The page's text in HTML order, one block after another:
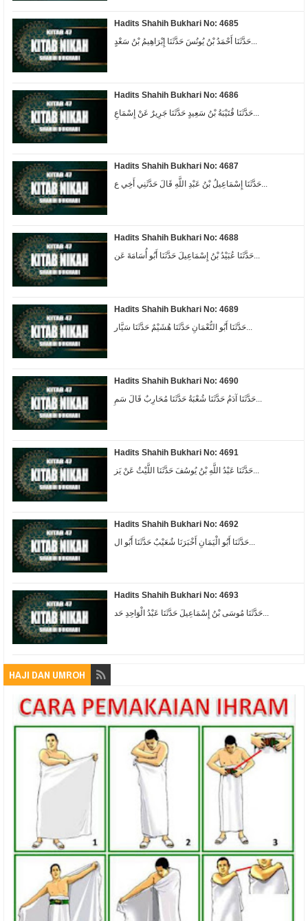
Hadits Shahih Bukhari No: 4685
Hadits Shahih Bukhari No: 4686
Hadits Shahih Bukhari No: 4687
حَدَّثَنَا إِسْمَاعِيلُ بْنُ عَبْدِ اللَّهِ قَالَ حَدَّثَنِي أَخِي ع...
Hadits Shahih Bukhari No: 4688
حَدَّثَنَا عُبَيْدُ بْنُ إِسْمَاعِيلَ حَدَّثَنَا أَبُو أُسَامَةَ عَن...
Hadits Shahih Bukhari No: 4689
حَدَّثَنَا أَبُو النُّعْمَانِ حَدَّثَنَا هُشَيْمٌ حَدَّثَنَا سَيَّار...
Hadits Shahih Bukhari No: 4690
حَدَّثَنَا آدَمُ حَدَّثَنَا شُعْبَةُ حَدَّثَنَا مُحَارِبٌ قَالَ سَمِ...
Hadits Shahih Bukhari No: 4691
Hadits Shahih Bukhari No: 4692
Hadits Shahih Bukhari No: 4693
حَدَّثَنَا مُوسَى بْنُ إِسْمَاعِيلَ حَدَّثَنَا عَبْدُ الْوَاحِدِ حَد...
HAJI DAN UMROH